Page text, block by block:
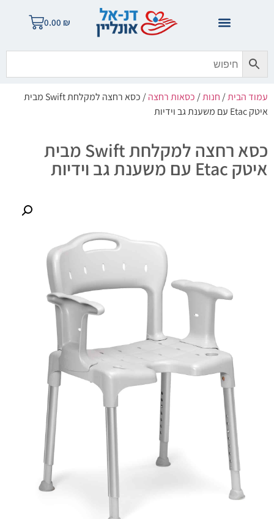
0.00 ₪
עמוד הבית/חנות/כסאות רחצה
/ כסא רחצה למקלחת Swift מבית
איטק Etac עם משענת גב וידיות
כסא רחצה למקלחת Swift מבית
איטק Etac עם משענת גב וידיות